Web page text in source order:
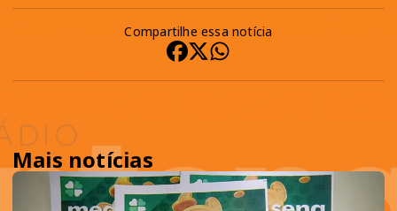
Compartilhe essa notícia
Mais notícias